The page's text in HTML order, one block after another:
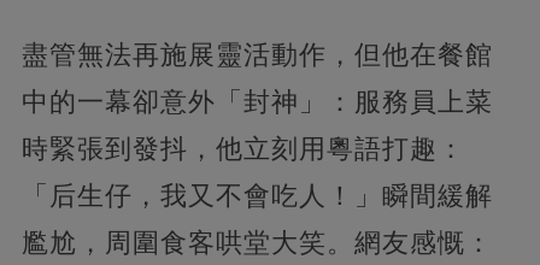
盡管無法再施展靈活動作，但他在餐館
中的一幕卻意外「封神」：服務員上菜
時緊張到發抖，他立刻用粵語打趣：
「后生仔，我又不會吃人！」瞬間緩解
尷尬，周圍食客哄堂大笑。網友感慨：